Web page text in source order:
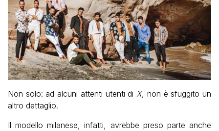
Non solo: ad alcuni attenti utenti diX, non è sfuggito un
altro dettaglio.
Il modello milanese, infatti, avrebbe preso parte anche